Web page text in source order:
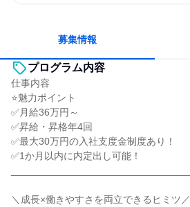
募集情報
プログラム内容
仕事内容
⭐魅力ポイント
✅月給36万円～
✅昇給・昇格年4回
✅最大30万円の入社支度金制度あり！
✅1か月以内に内定出し可能！
＼成長×働きやすさを両立できるヒミツ／